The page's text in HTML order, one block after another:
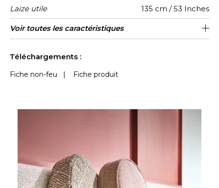
Laize utile 135 cm / 53 Inches
Raccord Raccord libre
Test
Martindale
40000
Usage
martindale
Siège à usage intensif : >40,000 cycles
(Martindale) et/ou >30,000 doubles rubs
Wyzenbeek 50000
Sens De large
Poids g/m² 720
Performance
Accoustique
aw - 0.15
Usage
Entretien
Pays
d'origine
Italie
Caractéristiques
Outdoor
Voir toutes les caractéristiques
Téléchargements :
Fiche non-feu | Fiche produit